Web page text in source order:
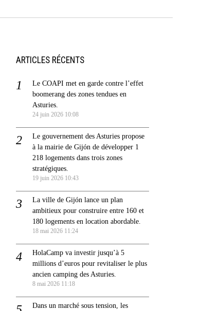
ARTICLES RÉCENTS
Le COAPI met en garde contre l’effet
boomerang des zones tendues en
Asturies.
24 juin 2026 10:08
Le gouvernement des Asturies propose
à la mairie de Gijón de développer 1
218 logements dans trois zones
stratégiques.
19 juin 2026 10:43
La ville de Gijón lance un plan
ambitieux pour construire entre 160 et
180 logements en location abordable.
18 mai 2026 11:24
HolaCamp va investir jusqu’à 5
millions d’euros pour revitaliser le plus
ancien camping des Asturies.
8 mai 2026 11:18
Dans un marché sous tension, les